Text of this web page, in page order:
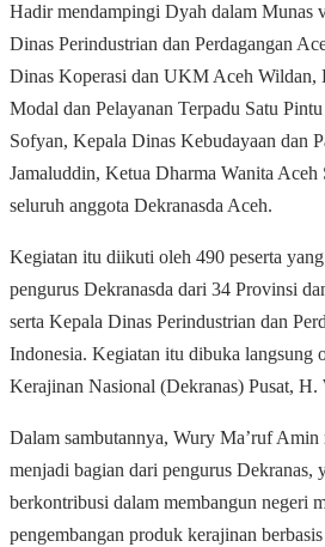
Hadir mendampingi Dyah dalam Munas
Dinas Perindustrian dan Perdagangan
Dinas Koperasi dan UKM Aceh Wildan,
Modal dan Pelayanan Terpadu Satu
Sofyan, Kepala Dinas Kebudayaan dan
Jamaluddin, Ketua Dharma Wanita Aceh
seluruh anggota Dekranasda Aceh.
Kegiatan itu diikuti oleh 490 peserta
pengurus Dekranasda dari 34 Provinsi
serta Kepala Dinas Perindustrian dan
Indonesia. Kegiatan itu dibuka langsung
Kerajinan Nasional (Dekranas) Pusat,
Dalam sambutannya, Wury Ma’ruf Amin
menjadi bagian dari pengurus Dekranas,
berkontribusi dalam membangun negeri
pengembangan produk kerajinan